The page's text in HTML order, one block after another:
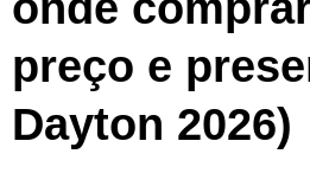
preço e
Dayton 2026)